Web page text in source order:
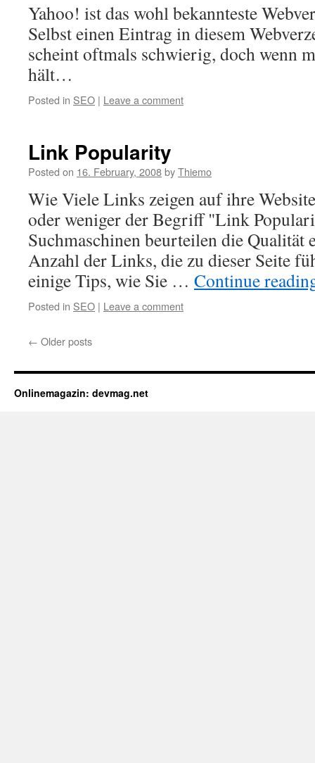
Yahoo! ist das wohl bekannteste
Selbst einen Eintrag in diesem
scheint oftmals schwierig, doch wenn
hält…
Posted in SEO | Leave a comment
Link Popularity
Posted on 16. February, 2008byThiemo
Wie Viele Links zeigen auf ihre
oder weniger der Begriff "Link
Suchmaschinen beurteilen die Qualität
Anzahl der Links, die zu dieser Seite
einige Tips, wie Sie … Continue
Posted in SEO | Leave a comment
← Older posts
Onlinemagazin: devmag.net